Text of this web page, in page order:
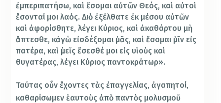
ἐμπεριπατήσω, καὶ ἔσομαι αὐτῶν Θεός, καὶ αὐτοὶ
ἔσονταί μοι λαός. Διὸ ἐξέλθατε ἐκ μέσου αὐτῶν
καὶ ἀφορίσθητε, λέγει Κύριος, καὶ ἀκαθάρτου μὴ
ἅπτεσθε, κἀγὼ εἰσδέξομαι ὑμᾶς, καὶ ἔσομαι ὑμῖν εἰς
πατέρα,καὶ ὑμεῖς ἔσεσθέ μοι εἰς υἱοὺς καὶ
θυγατέρας, λέγει Κύριος παντοκράτωρ».
Ταύτας οὖν ἔχοντες τὰς ἐπαγγελίας, ἀγαπητοί,
καθαρίσωμεν ἑαυτοὺς ἀπὸ παντὸς μολυσμοῦ